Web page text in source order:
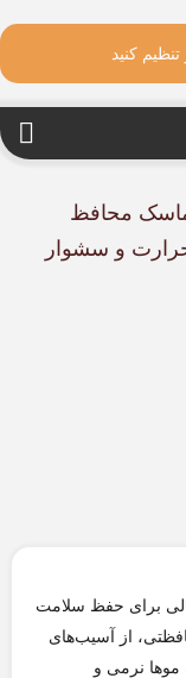
کنید
محافظ
و سشوار
برای حفظ سلامت
از آسیب‌های
نرمی و